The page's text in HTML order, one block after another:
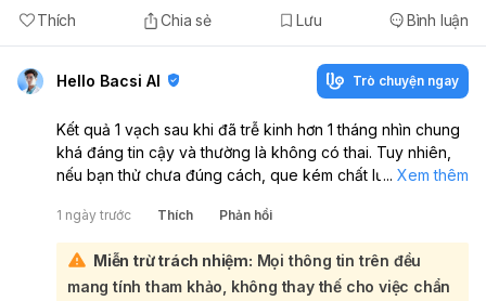
Thích Chia sẻ Lưu Bình luận
Hello Bacsi AI Trò chuyện ngay
Kết quả 1 vạch sau khi đã trễ kinh hơn 1 tháng nhìn chung
khá đáng tin cậy và thường là không có thai. Tuy nhiên,
nếu bạn thử chưa đúng cách, que kém chất lượng, nước
sai lệch:
Với trường hợp của bạn, quan hệ ngày 12/6 và 3/7, thử
que ngày 14/7 và 28/7 đều 1 vạch thì khả năng có thai là
thấp. Nếu vẫn chưa có kinh, bạn nên thử lại bằng que mới
... Xem thêm
1 ngày trước Thích Phản hồi
Miễn trừ trách nhiệm: Mọi thông tin trên đều
mang tính tham khảo, không thay thế cho việc chẩn